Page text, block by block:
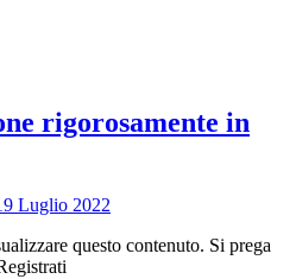
rigorosamente in
Luglio 2022
questo contenuto. Si prega